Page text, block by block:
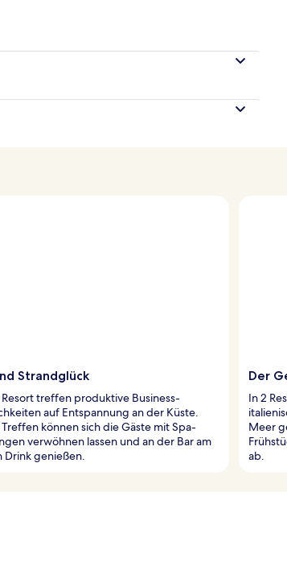
Strandglück
treffen produktive Business-
auf Entspannung an der Küste.
können sich die Gäste mit Spa-
verwöhnen lassen und an der Bar am
Drink genießen.
Der
In 2
Meer
ab.